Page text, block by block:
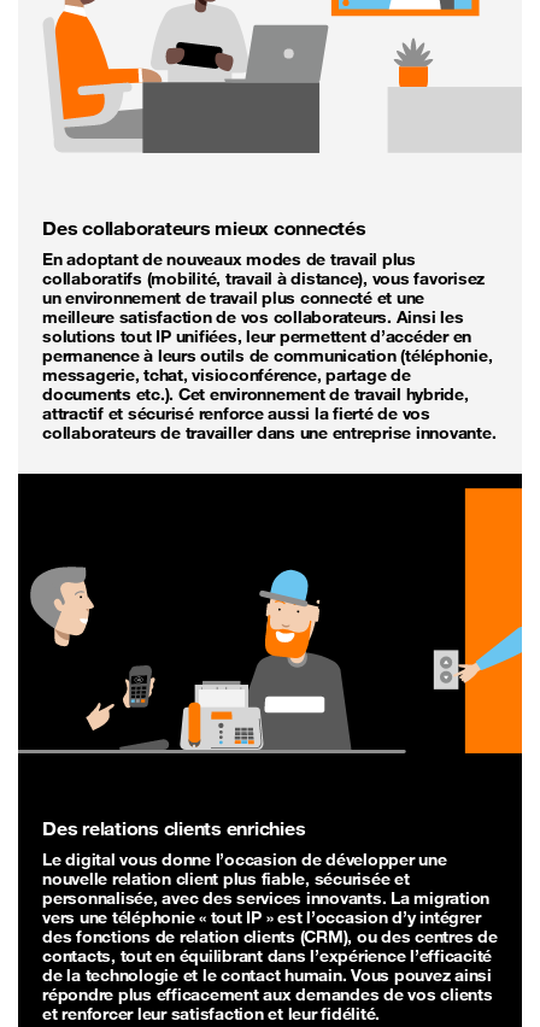
Des collaborateurs mieux connectés
En adoptant de nouveaux modes de travail plus
collaboratifs (mobilité, travail à distance), vous favorisez
un environnement de travail plus connecté et une
meilleure satisfaction de vos collaborateurs. Ainsi les
solutions tout IP unifiées, leur permettent d’accéder en
permanence à leurs outils de communication (téléphonie,
messagerie, tchat, visioconférence, partage de
documents etc.). Cet environnement de travail hybride,
attractif et sécurisé renforce aussi la fierté de vos
collaborateurs de travailler dans une entreprise innovante.
Des relations clients enrichies
Le digital vous donne l’occasion de développer une
nouvelle relation client plus fiable, sécurisée et
personnalisée, avec des services innovants. La migration
vers une téléphonie « tout IP » est l’occasion d’y intégrer
des fonctions de relation clients (CRM), ou des centres de
contacts, tout en équilibrant dans l’expérience l’efficacité
de la technologie et le contact humain. Vous pouvez ainsi
répondre plus efficacement aux demandes de vos clients
et renforcer leur satisfaction et leur fidélité.